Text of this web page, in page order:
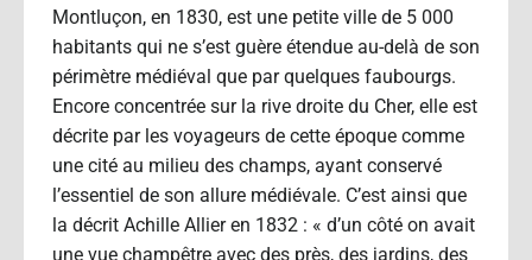
Montluçon, en 1830, est une petite ville de 5 000
habitants qui ne s’est guère étendue au-delà de son
périmètre médiéval que par quelques faubourgs.
Encore concentrée sur la rive droite du Cher, elle est
décrite par les voyageurs de cette époque comme
une cité au milieu des champs, ayant conservé
l’essentiel de son allure médiévale. C’est ainsi que
la décrit Achille Allier en 1832 : « d’un côté on avait
une vue champêtre avec des près, des jardins, des